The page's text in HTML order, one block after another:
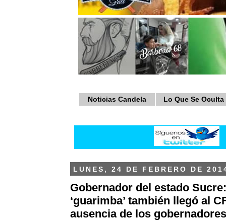
Noticias Candela Lo Que Se Oculta
LUNES, 24 DE FEBRERO DE
Gobernador del estado
‘guarimba’ también llegó al
ausencia de los